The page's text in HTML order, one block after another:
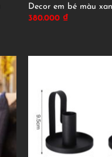
Decor em bé màu
380.000 ₫